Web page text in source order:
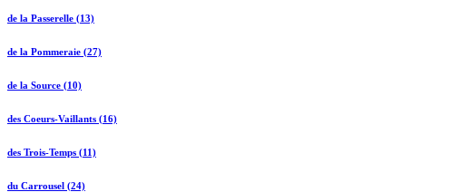
de la Passerelle (13)
de la Pommeraie (27)
de la Source (10)
des Coeurs-Vaillants (16)
des Trois-Temps (11)
du Carrousel (24)